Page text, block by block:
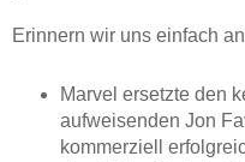
Erinnern wir uns einfach
Marvel ersetzte den
aufweisenden Jon
kommerziell